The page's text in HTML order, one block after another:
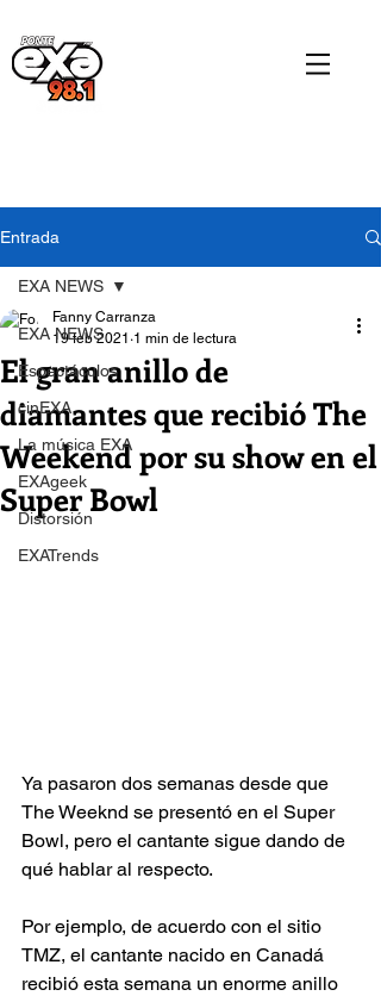
Entrada
EXA NEWS
Espectáculos
cinEXA
La música EXA
EXAgeek
Distorsión
EXATrends
EXA NEWS
El gran anillo de
diamantes que recibió The
Weekend por su show en el
Super Bowl
Fanny Carranza
19 feb 2021 1 min de lectura
Ya pasaron dos semanas desde que
The Weeknd se presentó en el Super
Bowl, pero el cantante sigue dando de
qué hablar al respecto.
Por ejemplo, de acuerdo con el sitio
TMZ, el cantante nacido en Canadá
recibió esta semana un enorme anillo